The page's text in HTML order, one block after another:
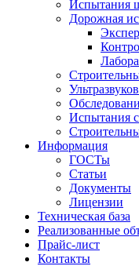
Испытания
Дорожная
Испытания
Информация
ГОСТы
Статьи
Документы
Лицензии
Техническая база
Реализованные
Прайс-лист
Контакты